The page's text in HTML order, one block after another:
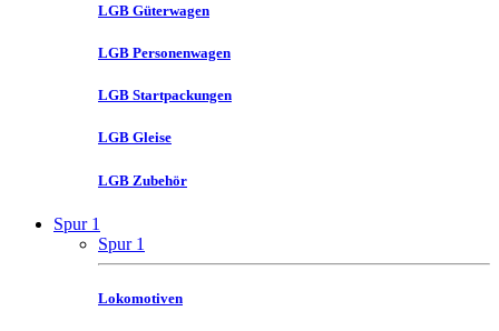
LGB Güterwagen
LGB Personenwagen
LGB Startpackungen
LGB Gleise
LGB Zubehör
Spur 1
Spur 1
Lokomotiven